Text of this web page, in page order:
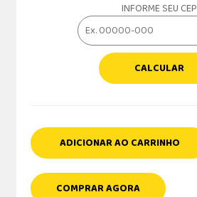
INFORME SEU CEP
CALCULAR
ADICIONAR AO CARRINHO
COMPRAR AGORA